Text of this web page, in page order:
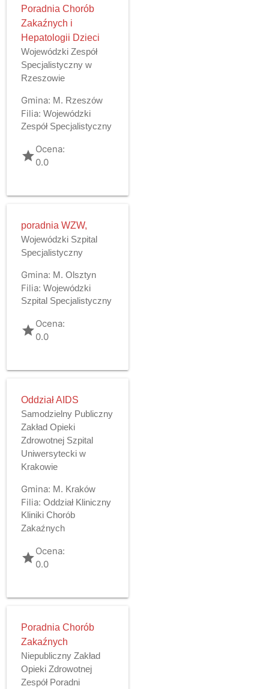
Poradnia Chorób
Zakaźnych i
Hepatologii Dzieci
Wojewódzki Zespół
Specjalistyczny w
Rzeszowie
Gmina: M. Rzeszów
Filia: Wojewódzki
Zespół Specjalistyczny
gradeOcena:
0.0
poradnia WZW,
Wojewódzki Szpital
Specjalistyczny
Gmina: M. Olsztyn
Filia: Wojewódzki
Szpital Specjalistyczny
gradeOcena:
0.0
Oddział AIDS
Samodzielny Publiczny
Zakład Opieki
Zdrowotnej Szpital
Uniwersytecki w
Krakowie
Gmina: M. Kraków
Filia: Oddział Kliniczny
Kliniki Chorób
Zakaźnych
gradeOcena:
0.0
Poradnia Chorób
Zakaźnych
Niepubliczny Zakład
Opieki Zdrowotnej
Zespół Poradni